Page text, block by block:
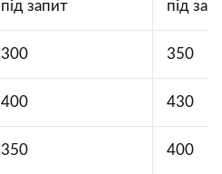
під запит під
300 350
400 430
350 400